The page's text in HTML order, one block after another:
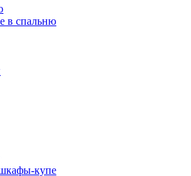
в спальню
купе